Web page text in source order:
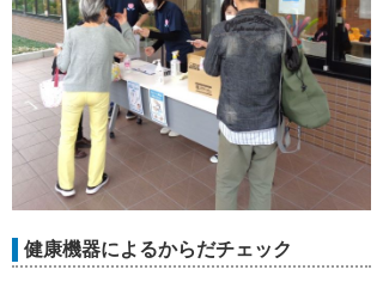
健康機器によるからだチェック